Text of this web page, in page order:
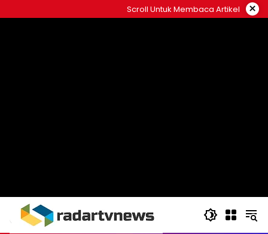
to
Scroll Untuk Membaca Artikel ×